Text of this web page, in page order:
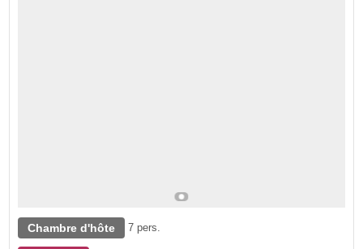
Chambre d'hôte 7 pers.